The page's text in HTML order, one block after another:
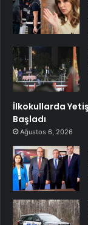
İlkokullarda
Başladı
Ağustos 6, 2026